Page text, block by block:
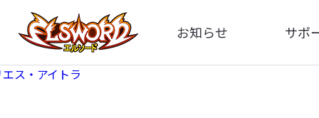
お知らせ
全体
サポ